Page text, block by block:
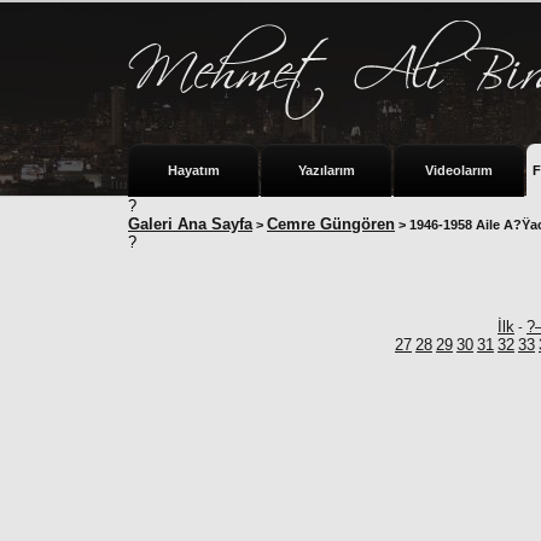
Hayatım Yazılarım Videolarım
?
Galeri Ana Sayfa > Cemre Güngören > 1946-1958 Aile
?
İlk -
27 28 29 30 31 32 33